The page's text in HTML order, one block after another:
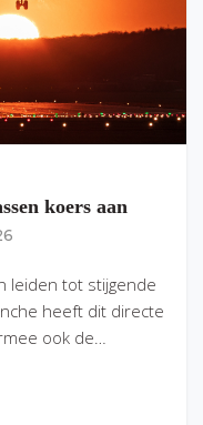
koers aan
leiden tot stijgende
heeft dit directe
ook de…